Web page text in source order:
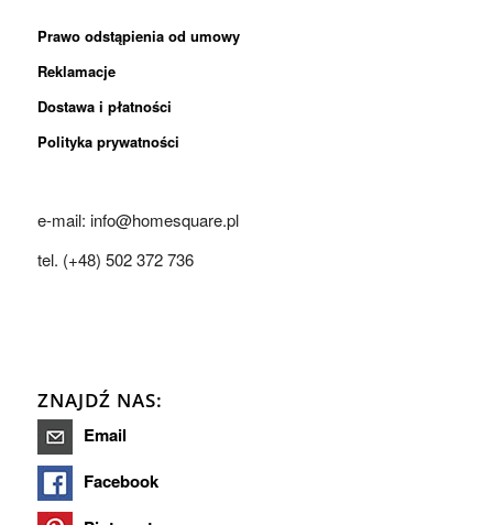
Prawo odstąpienia od umowy
Reklamacje
Dostawa i płatności
Polityka prywatności
e-mail: info@homesquare.pl
tel. (+48) 502 372 736
ZNAJDŹ NAS:
Email
Facebook